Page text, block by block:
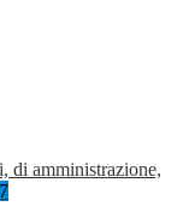
di amministrazione,
7